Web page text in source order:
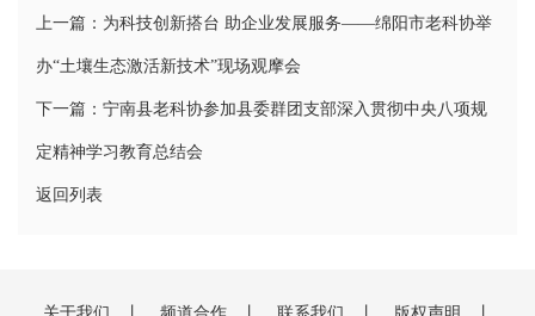
上一篇：为科技创新搭台 助企业发展服务——绵阳市老科协举
办“土壤生态激活新技术”现场观摩会
下一篇：宁南县老科协参加县委群团支部深入贯彻中央八项规
定精神学习教育总结会
返回列表